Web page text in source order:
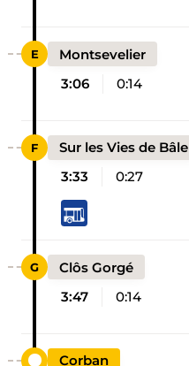
Montsevelier
3:06
0:14
Sur les Vies de Bâle
3:33
0:27
Clôs Gorgé
3:47
0:14
Corban